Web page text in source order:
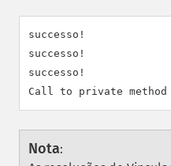
successo!
successo!
successo!
Nota: